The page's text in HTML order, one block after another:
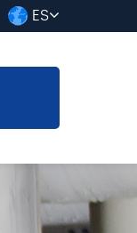
ES